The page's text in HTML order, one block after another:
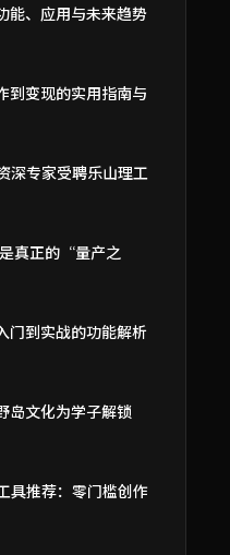
能、应用与未来趋势
到变现的实用指南与
深专家受聘乐山理工
真正的“量产之
门到实战的功能解析
岛文化为学子解锁
具推荐：零门槛创作